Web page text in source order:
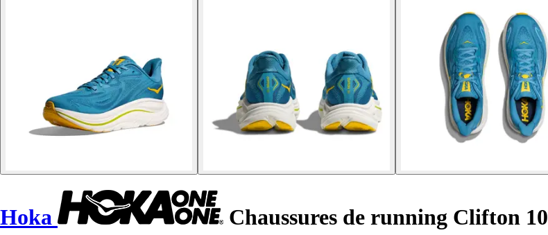
Hoka Chaussures de running Clifton 10